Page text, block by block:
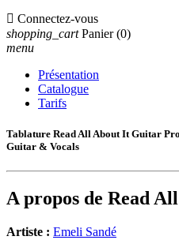
 Connectez-vous
shopping_cart Panier (0)
menu
Présentation
Catalogue
Tarifs
Tablature Read All About It Guitar
Guitar & Vocals
A propos de Read
Artiste : Emeli Sandé